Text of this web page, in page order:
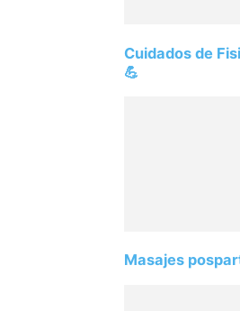
Cuidados de
💪
Masajes